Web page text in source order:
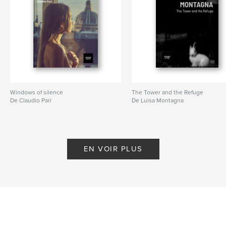
LangueItalian
Mots-clés
Arte , Rino Alessandrini Fotografia
Windows of silence
De Claudio Pari
The Tower and the Refuge
De Luisa Montagna
EN VOIR PLUS